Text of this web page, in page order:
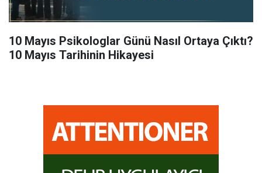
10 Mayıs Psikologlar Günü Nasıl Ortaya Çıktı?
10 Mayıs Tarihinin Hikayesi